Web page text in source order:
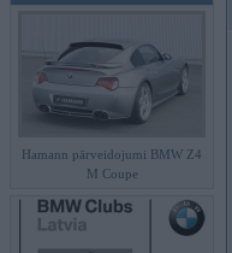
Hamann pārveidojumi BMW Z4
M Coupe